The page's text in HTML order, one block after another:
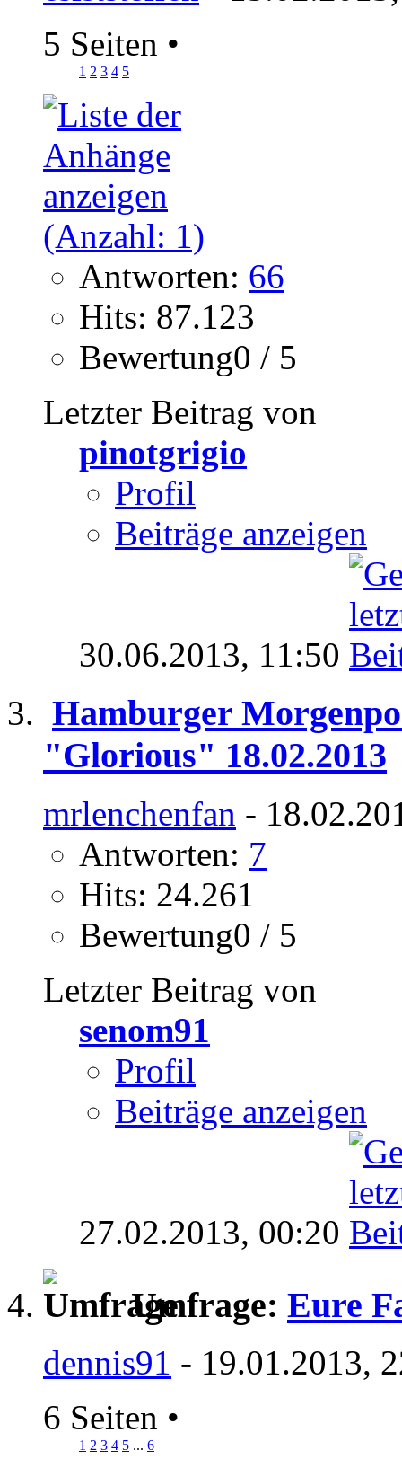
5 Seiten •
1 2 3 4 5
Antworten: 66
Hits: 87.123
Bewertung0 / 5
Letzter Beitrag von
pinotgrigio
Profil
Beiträge anzeigen
30.06.2013, 11:50
Hamburger
"Glorious" 18.02.2013
mrlenchenfan -
Antworten: 7
Hits: 24.261
Bewertung0 / 5
Letzter Beitrag von
senom91
Profil
Beiträge anzeigen
27.02.2013, 00:20
Umfrage: Eure
dennis91 - 19.01.2013,
6 Seiten •
1 2 3 4 5 ... 6